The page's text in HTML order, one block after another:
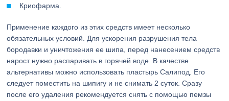
Криофарма.
Применение каждого из этих средств имеет несколько
обязательных условий. Для ускорения разрушения тела
бородавки и уничтожения ее шипа, перед нанесением средств
нарост нужно распаривать в горячей воде. В качестве
альтернативы можно использовать пластырь Салипод. Его
следует поместить на шипигу и не снимать 2 суток. Сразу
после его удаления рекомендуется снять с помощью пемзы